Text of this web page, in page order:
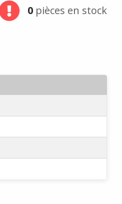
0pièces en stock